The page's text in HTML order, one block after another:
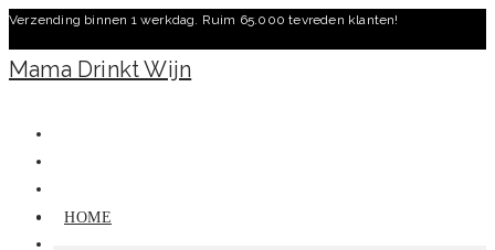
Ga
naar
inhoud
Verzending binnen 1 werkdag. Ruim 65.000 tevreden klanten!
Mama Drinkt Wijn
HOME